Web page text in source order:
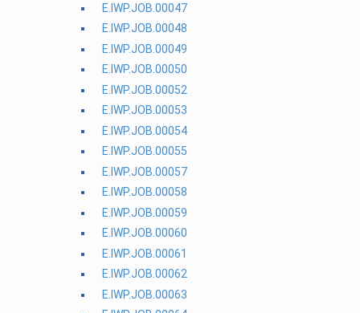
E.IWP.JOB.00047
E.IWP.JOB.00048
E.IWP.JOB.00049
E.IWP.JOB.00050
E.IWP.JOB.00052
E.IWP.JOB.00053
E.IWP.JOB.00054
E.IWP.JOB.00055
E.IWP.JOB.00057
E.IWP.JOB.00058
E.IWP.JOB.00059
E.IWP.JOB.00060
E.IWP.JOB.00061
E.IWP.JOB.00062
E.IWP.JOB.00063